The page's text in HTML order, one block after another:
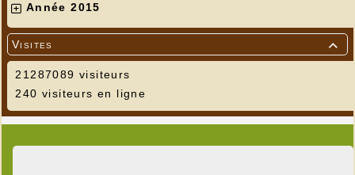
Année 2015

Visites
21287089 visiteurs
240 visiteurs en ligne